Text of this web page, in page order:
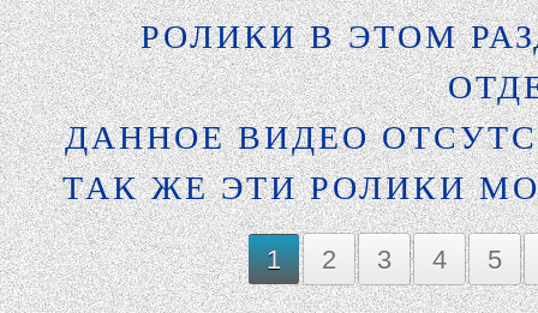
РОЛИКИ В ЭТОМ
ДАННОЕ ВИДЕО
ТАК ЖЕ ЭТИ РОЛИКИ
1 2 3 4 5